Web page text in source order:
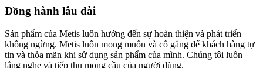
Đồng hành lâu dài
Sản phẩm của Metis luôn hướng đến sự hoàn thiện và phát triển
không ngừng. Metis luôn mong muốn và cố gắng để khách hàng tự
tin và thỏa mãn khi sử dụng sản phẩm của mình. Chúng tôi luôn
lắng nghe và tiếp thu mong cầu của người dùng.